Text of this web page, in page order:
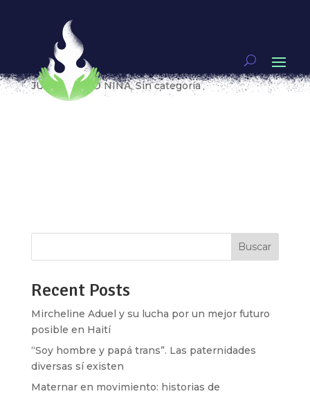
Deporte y complicidad; la creación de equipos de
entrenamiento exclusivos para mujeres.
porWendy Jiménez Bolaños
|
JUEGA COMO NIÑA,Sin categoría
Buscar
Recent Posts
Mircheline Aduel y su lucha por un mejor futuro
posible en Haití
“Soy hombre y papá trans”. Las paternidades
diversas sí existen
Maternar en movimiento: historias de